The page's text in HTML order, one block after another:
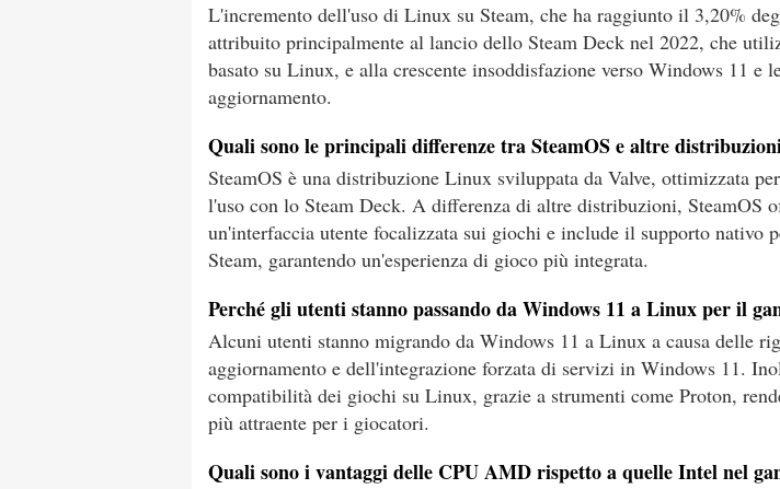
L'incremento dell'uso di Linux su Steam, che ha raggiunto il 3,20%
attribuito principalmente al lancio dello Steam Deck nel 2022, che
basato su Linux, e alla crescente insoddisfazione verso Windows 11 e
aggiornamento.
Quali sono le principali differenze tra SteamOS e altre
SteamOS è una distribuzione Linux sviluppata da Valve, ottimizzata
l'uso con lo Steam Deck. A differenza di altre distribuzioni, SteamOS
un'interfaccia utente focalizzata sui giochi e include il supporto nativo
Steam, garantendo un'esperienza di gioco più integrata.
Perché gli utenti stanno passando da Windows 11 a Linux per il
Alcuni utenti stanno migrando da Windows 11 a Linux a causa delle
aggiornamento e dell'integrazione forzata di servizi in Windows 11.
compatibilità dei giochi su Linux, grazie a strumenti come Proton,
più attraente per i giocatori.
Quali sono i vantaggi delle CPU AMD rispetto a quelle Intel nel